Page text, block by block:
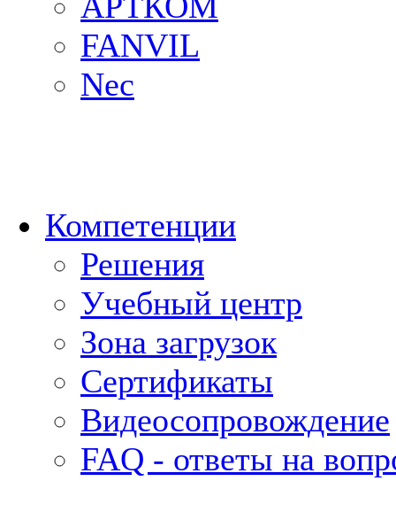
FANVIL
Nec
Компетенции
Решения
Учебный центр
Зона загрузок
Сертификаты
Видеосопровождение
FAQ - ответы на